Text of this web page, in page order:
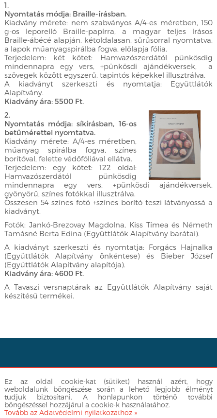
Ez az oldal cookie-kat (sütiket) használ azért, hogy
weboldalunk böngészése során a lehető legjobb élményt
tudjuk biztosítani. A honlapunkon történő további
böngészéssel hozzájárul a cookie-k használatához.
Tovább az Adatvédelmi nyilatkozathoz »
1.
Nyomtatás módja: Braille-írásban.
Kiadvány mérete: nem szabványos A/4-es méretben, 150
g-os leporelló Braille-papírra, a magyar teljes írásos
Braille-ábécé alapján, kétoldalasan, sűrűsorral nyomtatva,
a lapok műanyagspirálba fogva, előlapja fólia.
Terjedelem: két kötet: Hamvazószerdától pünkösdig
mindennapra egy vers, +pünkösdi ajándékversek, a
szövegek között egyszerű, tapintós képekkel illusztrálva.
A kiadványt szerkeszti és nyomtatja: Együttlátók
Alapítvány.
Kiadvány ára: 5500 Ft.
2.
Nyomtatás módja: síkírásban, 16-os
betűmérettel nyomtatva.
Kiadvány mérete: A/4-es méretben,
műanyag spirálba fogva, színes
borítóval, felette védőfóliával ellátva.
Terjedelem: egy kötet: 122 oldal:
Hamvazószerdától pünkösdig
mindennapra egy vers, +pünkösdi ajándékversek,
gyönyörű, színes fotókkal illusztrálva.
Összesen 54 színes fotó +színes borító teszi látványossá a
kiadványt.
Fotók: Jankó-Brezovay Magdolna, Kiss Tímea és Németh
Tamásné Berta Edina (Együttlátók Alapítvány barátai).
A kiadványt szerkeszti és nyomtatja: Forgács Hajnalka
(Együttlátók Alapítvány önkéntese) és Bieber József
(Együttlátók Alapítvány alapítója).
Kiadvány ára: 4600 Ft.
A Tavaszi versnaptárak az Együttlátók Alapítvány saját
készítésű termékei.
Adatvédelmi nyilatkozat